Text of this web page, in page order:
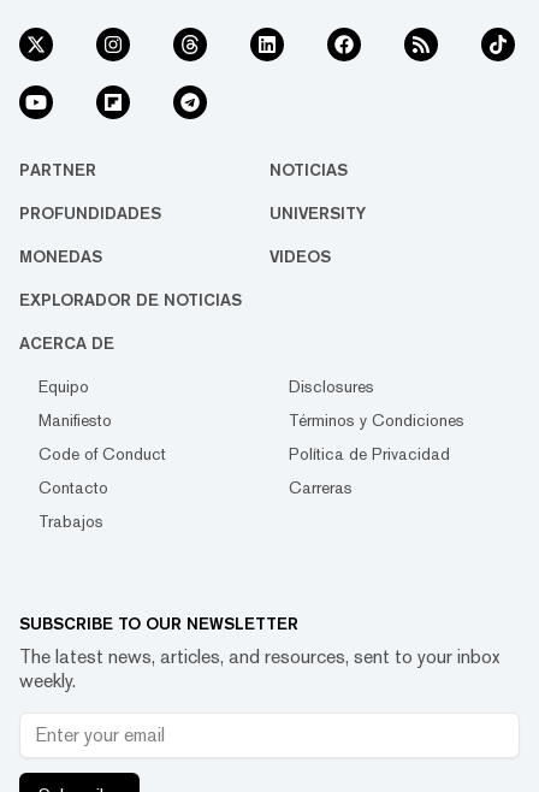
PARTNER NOTICIAS
PROFUNDIDADES UNIVERSITY
MONEDAS VIDEOS
EXPLORADOR DE NOTICIAS
ACERCA DE
Equipo
Disclosures
Manifiesto
Términos y Condiciones
Code of Conduct
Política de Privacidad
Contacto
Carreras
Trabajos
SUBSCRIBE TO OUR NEWSLETTER
The latest news, articles, and resources, sent to your inbox
weekly.